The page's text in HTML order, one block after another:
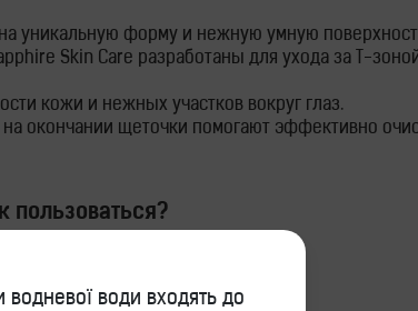
уникальную форму и нежную умную
Skin Care разработаны для ухода за Т-
кожи и нежных участков вокруг глаз.
окончании щеточки помогают эффективно
пользоваться?
водневої води входять до